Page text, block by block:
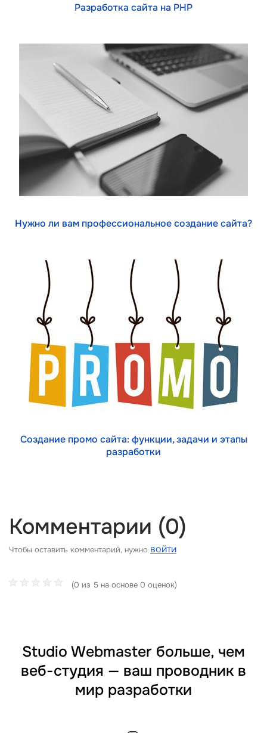
Разработка сайта на PHP
Нужно ли вам профессиональное создание сайта?
Создание промо сайта: функции, задачи и этапы
разработки
Комментарии (0)
Чтобы оставить комментарий, нужно войти
(0 из 5 на основе 0 оценок)
Studio Webmaster больше, чем
веб-студия — ваш проводник в
мир разработки